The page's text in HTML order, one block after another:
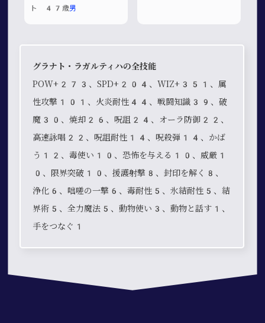
ト 47歳男
グラナト・ラガルティハの全技能
POW+273、SPD+204、WIZ+351、属
性攻撃101、火炎耐性44、戦闘知識39、破
魔30、焼却26、呪詛24、オーラ防御22、
高速詠唱22、呪詛耐性14、呪殺弾14、かば
う12、毒使い10、恐怖を与える10、威厳1
0、限界突破10、援護射撃8、封印を解く8、
浄化6、咄嗟の一撃6、毒耐性5、氷結耐性5、結
界術5、全力魔法5、動物使い3、動物と話す1、
手をつなぐ1